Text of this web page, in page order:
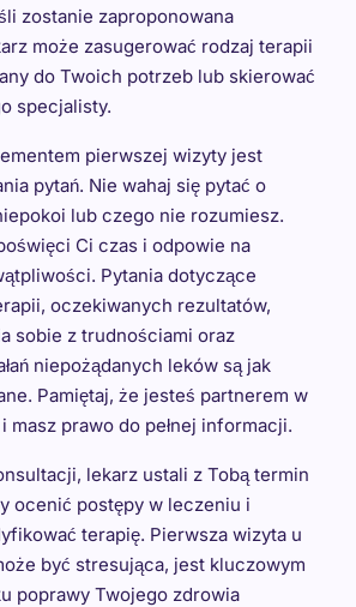
zostanie zaproponowana
może zasugerować rodzaj terapii
do Twoich potrzeb lub skierować
specjalisty.
pierwszej wizyty jest
pytań. Nie wahaj się pytać o
lub czego nie rozumiesz.
Ci czas i odpowie na
Pytania dotyczące
oczekiwanych rezultatów,
sobie z trudnościami oraz
niepożądanych leków są jak
Pamiętaj, że jesteś partnerem w
masz prawo do pełnej informacji.
lekarz ustali z Tobą termin
ocenić postępy w leczeniu i
terapię. Pierwsza wizyta u
być stresująca, jest kluczowym
poprawy Twojego zdrowia